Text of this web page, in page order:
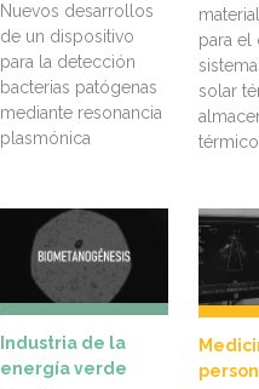
Nuevos desarrollos
de un dispositivo
para la detección
bacterias patógenas
mediante resonancia
plasmónica
para el
solar
térmico
Industria de la
energía verde